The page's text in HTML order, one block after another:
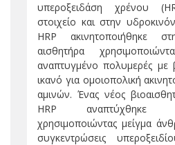
υπεροξειδάση χρένου
στοιχείο και στην
HRP ακινητοποιήθηκε
αισθητήρα
αναπτυγμένο πολυμερές με
ικανό για ομοιοπολική
αμινών. Ένας νέος
HRP αναπτύχθηκε
χρησιμοποιώντας μείγμα
συγκεντρώσεις